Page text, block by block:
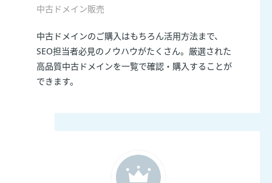
中古ドメイン販売
中古ドメインのご購入はもちろん活用方法まで、
SEO担当者必見のノウハウがたくさん。厳選された
高品質中古ドメインを一覧で確認・購入することが
できます。